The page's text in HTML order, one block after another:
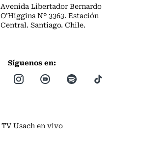
Avenida Libertador Bernardo
O’Higgins Nº 3363. Estación
Central. Santiago. Chile.
Síguenos en:
TV Usach en vivo